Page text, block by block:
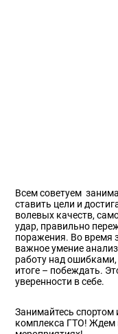
Всем советуем
ставить цели и
волевых качеств,
удар, правильно
поражения. Во время
важное умение
работу над
итоге – побеждать.
уверенности в себе.
Занимайтесь спортом
комплекса ГТО!